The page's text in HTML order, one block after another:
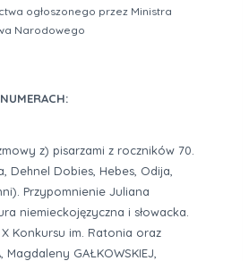
ogłoszonego przez Ministra
Narodowego
z) pisarzami z roczników 70.
Dehnel Dobies, Hebes, Odija,
Przypomnienie Juliana
niemieckojęzyczna i słowacka.
Konkursu im. Ratonia oraz
Magdaleny GAŁKOWSKIEJ,